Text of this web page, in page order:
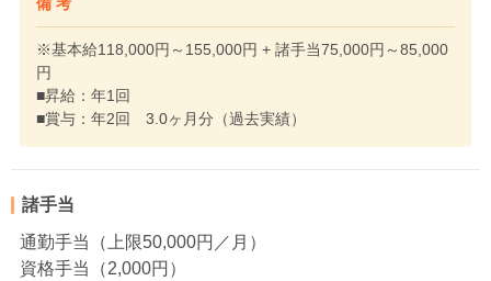
備 考
※基本給118,000円～155,000円 + 諸手当75,000円～85,000
円
■昇給：年1回
■賞与：年2回 3.0ヶ月分（過去実績）
諸手当
通勤手当（上限50,000円／月）
資格手当（2,000円）